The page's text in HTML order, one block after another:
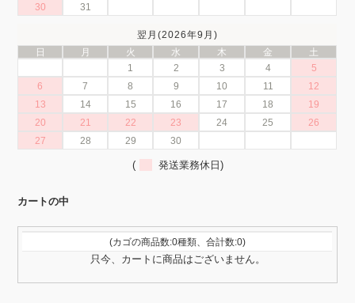
30
31
翌月(2026年9月)
日
月 火 水 木 金
土
1
2 3 4
5
6
7 8 9 10 11
12
13
14 15 16 17 18
19
20
21 22 23 24 25
26
27
28 29 30
( 発送業務休日)
カートの中
(カゴの商品数:0種類、合計数:0)
只今、カートに商品はございません。